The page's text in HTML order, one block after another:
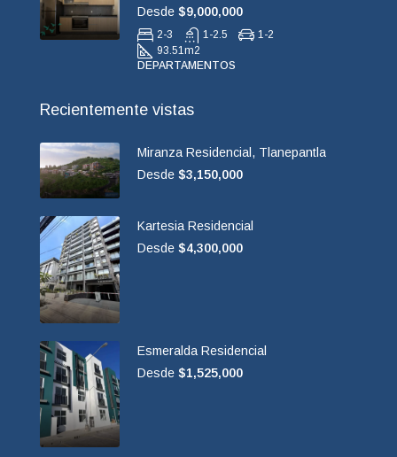
Desde $9,000,000
2-3 1-2.5
1-2
93.51m2
DEPARTAMENTOS
Recientemente vistas
Miranza Residencial, Tlanepantla
Desde $3,150,000
Kartesia Residencial
Desde $4,300,000
Esmeralda Residencial
Desde $1,525,000